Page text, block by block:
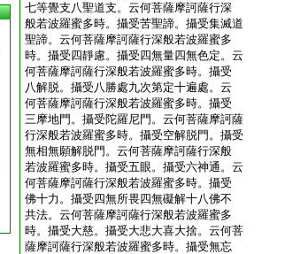
七等覺支八聖道支。云何菩薩摩訶薩行深
般若波羅蜜多時。攝受苦聖諦。攝受集滅道
聖諦。云何菩薩摩訶薩行深般若波羅蜜多
時。攝受四靜慮。攝受四無量四無色定。云
何菩薩摩訶薩行深般若波羅蜜多時。攝受
八解脱。攝受八勝處九次第定十遍處。云
何菩薩摩訶薩行深般若波羅蜜多時。攝受
三摩地門。攝受陀羅尼門。云何菩薩摩訶薩
行深般若波羅蜜多時。攝受空解脱門。攝受
無相無願解脱門。云何菩薩摩訶薩行深般
若波羅蜜多時。攝受五眼。攝受六神通。云
何菩薩摩訶薩行深般若波羅蜜多時。攝受
佛十力。攝受四無所畏四無礙解十八佛不
共法。云何菩薩摩訶薩行深般若波羅蜜多
時。攝受大慈。攝受大悲大喜大捨。云何菩
薩摩訶薩行深般若波羅蜜多時。攝受無忘